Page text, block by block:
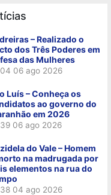
– Realizado o
dos Três Poderes em
das Mulheres
06 ago 2026
Luís – Conheça os
ao governo do
em 2026
06 ago 2026
do Vale – Homem
na madrugada por
elementos na rua do
04 ago 2026